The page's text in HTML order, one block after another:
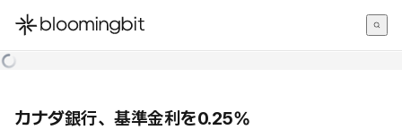
한국어
カナダ銀行、基準金利を0.25%